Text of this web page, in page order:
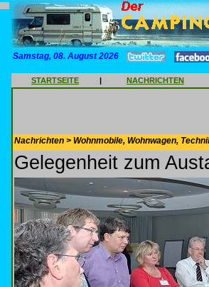
Samstag, 08. August 2026
STARTSEITE | NACHRICHTEN
Nachrichten > Wohnmobile, Wohnwagen,
Gelegenheit zum